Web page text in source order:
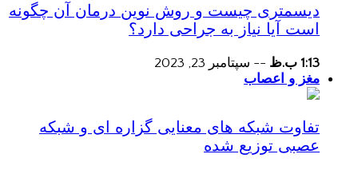
دیسمتری چیست و روش نوین درمان آن چگونه
است آیا نیاز به جراحی دارد؟
1:13 ب.ظ -- سپتامبر 23, 2023
مغز و اعصاب
تفاوت شبکه های معنایی گزاره ای و شبکه
عصبی توزیع شده